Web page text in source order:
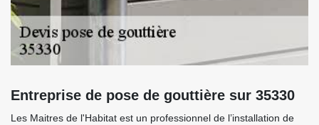
Entreprise de pose de gouttière sur 35330
Les Maitres de l'Habitat est un professionnel de l’installation de